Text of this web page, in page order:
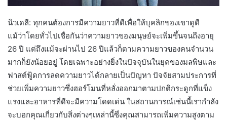
นิวเดลี: ทุกคนต้องการมีความยาวที่ดีเพื่อให้บุคลิกของเขาดูดี
แม้ว่าโดยทั่วไปเชื่อกันว่าความยาวของมนุษย์จะเพิ่มขึ้นจนถึงอายุ
26 ปี แต่ถึงแม้จะผ่านไป 26 ปีแล้วก็ตามความยาวของคนจำนวน
มากก็ยังน้อยอยู่ โดยเฉพาะอย่างยิ่งในปัจจุบันในยุคของมลพิษและ
ฟาสต์ฟู้ดการลดความยาวได้กลายเป็นปัญหา ปัจจัยสามประการที่
ช่วยเพิ่มความยาวซึ่งฮอร์โมนที่หลั่งออกมาตามปกติกระดูกที่แข็ง
แรงและอาหารที่ดีจะมีความโดดเด่น ในสถานการณ์เช่นนี้เรากำลัง
จะบอกคุณเกี่ยวกับสิ่งต่างๆเหล่านี้ซึ่งคุณสามารถเพิ่มความสูงตาม